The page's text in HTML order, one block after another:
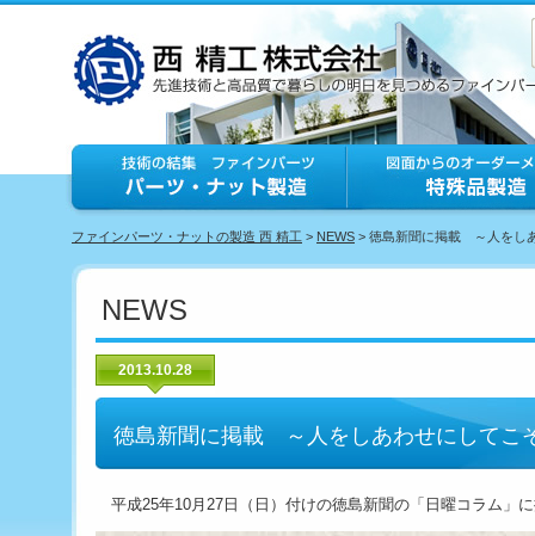
ファインパーツ・ナットの製造 西 精工 > NEWS > 徳島新聞に掲載 ～人をし
NEWS
2013.10.28
徳島新聞に掲載 ～人をしあわせにしてこ
平成25年10月27日（日）付けの徳島新聞の「日曜コラム」